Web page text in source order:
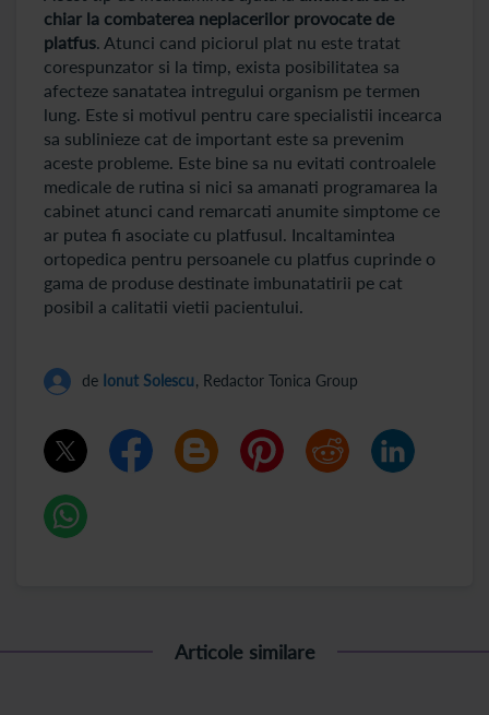
chiar la combaterea neplacerilor provocate de
platfus . Atunci cand piciorul plat nu este tratat
corespunzator si la timp, exista posibilitatea sa
afecteze sanatatea intregului organism pe termen
lung. Este si motivul pentru care specialistii incearca
sa sublinieze cat de important este sa prevenim
aceste probleme. Este bine sa nu evitati controalele
medicale de rutina si nici sa amanati programarea la
cabinet atunci cand remarcati anumite simptome ce
ar putea fi asociate cu platfusul. Incaltamintea
ortopedica pentru persoanele cu platfus cuprinde o
gama de produse destinate imbunatatirii pe cat
posibil a calitatii vietii pacientului.
de Ionut Solescu, Redactor Tonica Group
Articole similare